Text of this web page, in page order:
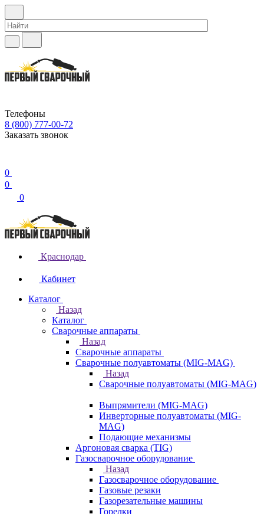
Телефоны
8 (800) 777-00-72
Заказать звонок
0
0
0
Краснодар
Кабинет
Каталог
Назад
Каталог
Сварочные аппараты
Назад
Сварочные аппараты
Сварочные полуавтоматы (MIG-MAG)
Назад
Сварочные полуавтоматы (MIG-MAG)
Выпрямители (MIG-MAG)
Инверторные полуавтоматы (MIG-
MAG)
Подающие механизмы
Аргоновая сварка (TIG)
Газосварочное оборудование
Назад
Газосварочное оборудование
Газовые резаки
Газорезательные машины
Горелки